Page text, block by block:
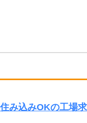
み込みOKの工場